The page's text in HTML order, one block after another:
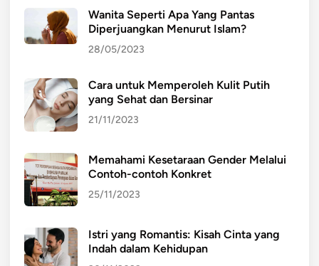
Wanita Seperti Apa Yang Pantas
Diperjuangkan Menurut Islam?
28/05/2023
Cara untuk Memperoleh Kulit Putih
yang Sehat dan Bersinar
21/11/2023
Memahami Kesetaraan Gender Melalui
Contoh-contoh Konkret
25/11/2023
Istri yang Romantis: Kisah Cinta yang
Indah dalam Kehidupan